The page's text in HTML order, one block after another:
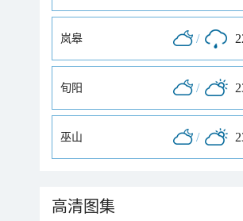
岚皋 /
旬阳 /
巫山 /
高清图集